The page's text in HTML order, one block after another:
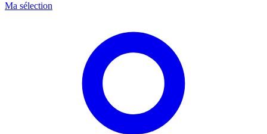
Ma sélection